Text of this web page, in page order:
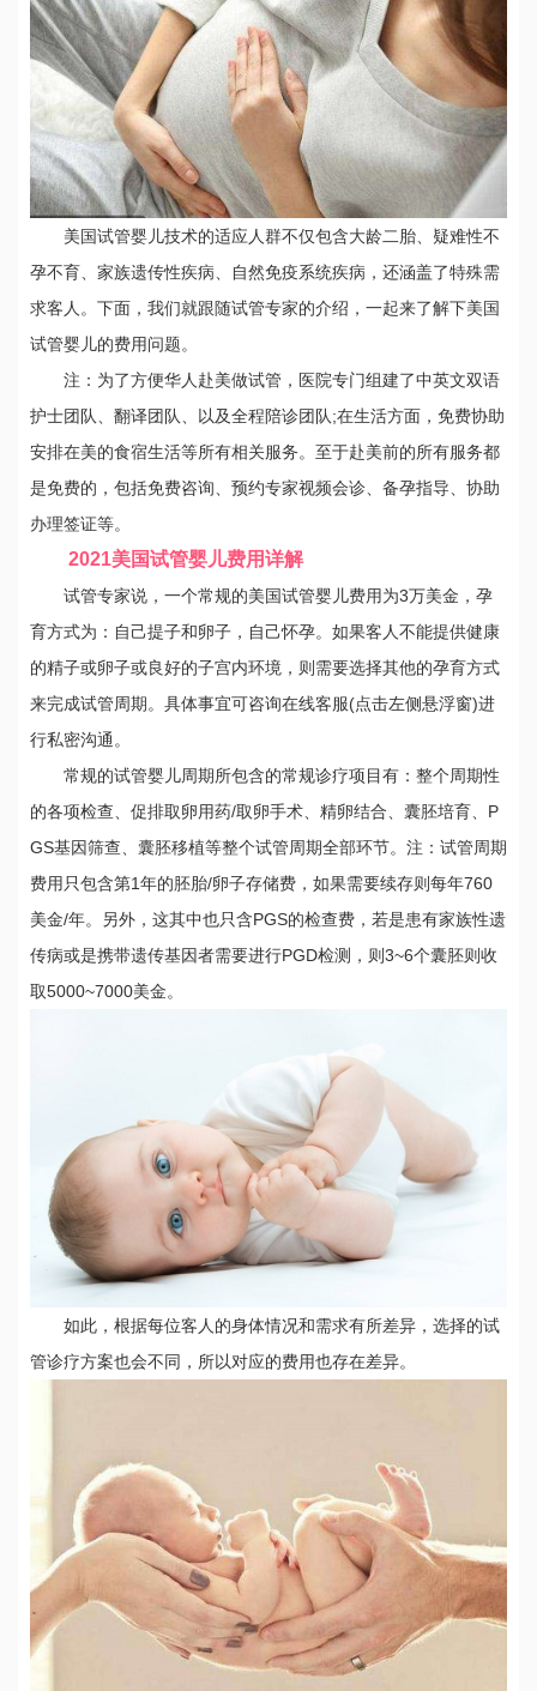
美国试管婴儿技术的适应人群不仅包含大龄二胎、疑难性不
孕不育、家族遗传性疾病、自然免疫系统疾病，还涵盖了特殊需
求客人。下面，我们就跟随试管专家的介绍，一起来了解下美国
试管婴儿的费用问题。
注：为了方便华人赴美做试管，医院专门组建了中英文双语
护士团队、翻译团队、以及全程陪诊团队;在生活方面，免费协助
安排在美的食宿生活等所有相关服务。至于赴美前的所有服务都
是免费的，包括免费咨询、预约专家视频会诊、备孕指导、协助
办理签证等。
2021美国试管婴儿费用详解
试管专家说，一个常规的美国试管婴儿费用为3万美金，孕
育方式为：自己提子和卵子，自己怀孕。如果客人不能提供健康
的精子或卵子或良好的子宫内环境，则需要选择其他的孕育方式
来完成试管周期。具体事宜可咨询在线客服(点击左侧悬浮窗)进
行私密沟通。
常规的试管婴儿周期所包含的常规诊疗项目有：整个周期性
的各项检查、促排取卵用药/取卵手术、精卵结合、囊胚培育、P
GS基因筛查、囊胚移植等整个试管周期全部环节。注：试管周期
费用只包含第1年的胚胎/卵子存储费，如果需要续存则每年760
美金/年。另外，这其中也只含PGS的检查费，若是患有家族性遗
传病或是携带遗传基因者需要进行PGD检测，则3~6个囊胚则收
取5000~7000美金。
如此，根据每位客人的身体情况和需求有所差异，选择的试
管诊疗方案也会不同，所以对应的费用也存在差异。